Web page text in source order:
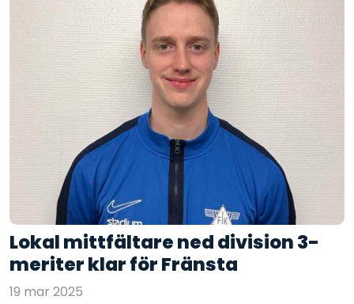
Lokal mittfältare ned division 3-
meriter klar för Fränsta
19 mar 2025